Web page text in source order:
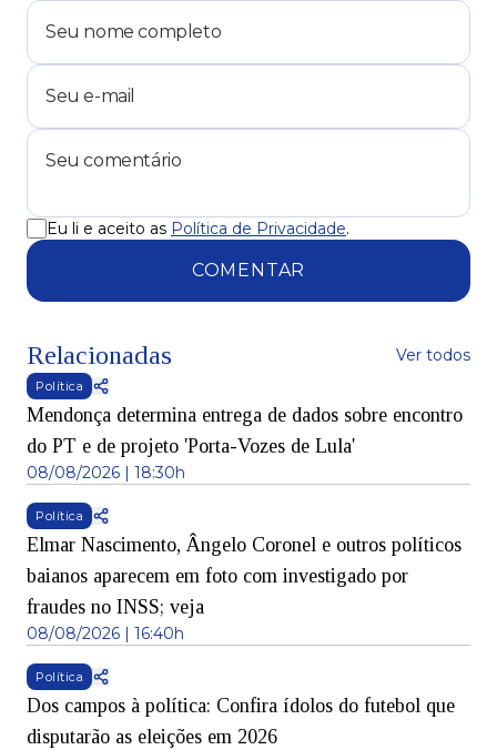
Eu li e aceito as Política de Privacidade.
COMENTAR
Relacionadas Ver todos
Política
Mendonça determina entrega de dados sobre encontro
do PT e de projeto 'Porta-Vozes de Lula'
08/08/2026 | 18:30h
Política
Elmar Nascimento, Ângelo Coronel e outros políticos
baianos aparecem em foto com investigado por
fraudes no INSS; veja
08/08/2026 | 16:40h
Política
Dos campos à política: Confira ídolos do futebol que
disputarão as eleições em 2026